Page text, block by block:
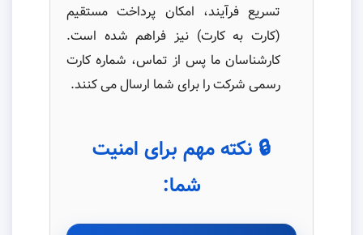
تسریع فرآیند، امکان پرداخت مستقیم
(کارت به کارت) نیز فراهم شده است.
کارشناسان ما پس از تماس، شماره کارت
رسمی شرکت را برای شما ارسال می کنند.
🔒 نکته مهم برای امنیت
شما: